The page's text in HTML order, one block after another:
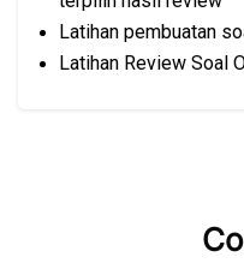
Latihan pembuatan
Latihan Review Soal